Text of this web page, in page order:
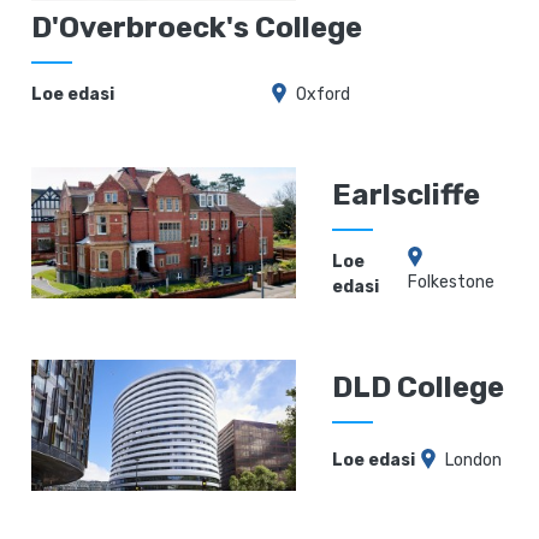
D'Overbroeck's College
Loe edasi Oxford
Earlscliffe
Loe
edasi
Folkestone
DLD College
Loe edasi London